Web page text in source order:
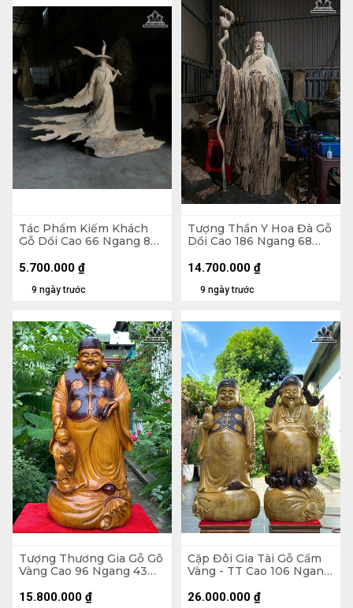
Tác Phẩm Kiếm Khách
Gỗ Dổi Cao 66 Ngang 80
9 ngày trước
5.700.000 ₫
Tượng Thần Y Hoa Đà Gỗ
Dổi Cao 186 Ngang 68
9 ngày trước
14.700.000 ₫
Tượng Thương Gia Gỗ Gõ
Vàng Cao 96 Ngang 43
15.800.000 ₫
Cặp Đôi Gia Tài Gỗ Cẩm
Vàng - TT Cao 106 Ngang
103 Ngang 48 Sâu 25 (cm)
26.000.000 ₫